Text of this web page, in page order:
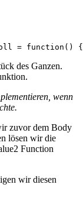
= function()
des Ganzen.
wenn
zuvor dem Body
lösen wir die
Function
wir diesen